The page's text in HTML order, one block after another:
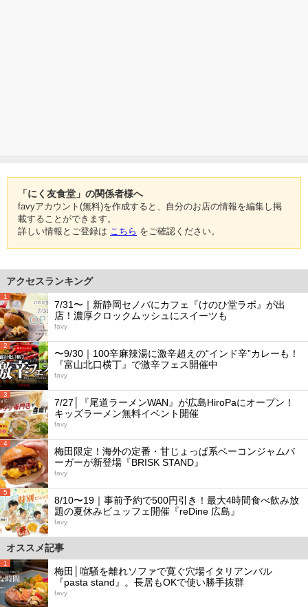
「にく友食堂」の関係者様へ
favyアカウント(無料)を作成すると、自分のお店の情報を編集し掲
載することができます。
詳しい情報とご登録は こちら をご確認ください。
アクセスランキング
1
7/31〜｜新静岡セノバにカフェ『けのひ堂ラボ』が出
店！濃厚クロックムッシュにスイーツも
favy
2
〜9/30｜100辛麻辣湯に激辛超えの“インド辛”カレーも！
『富山北口横丁』で激辛フェス開催中
favy
3
7/27│『尾道ラーメンWAN』が広島HiroPaにオープン！
キッズラーメン無料イベント開催
favy
4
梅田限定！海外の定番・甘じょっぱ系ベーコンジャムバ
ーガーが新登場『BRISK STAND』
favy
5
8/10〜19｜事前予約で500円引き！最大4時間食べ飲み放
題の夏休みビュッフェ開催『reDine 広島』
favy
オススメ記事
1
梅田│喧騒を離れソファで寛ぐ穴場イタリアンバル
『pasta stand』。長居もOKで使い勝手抜群
favy